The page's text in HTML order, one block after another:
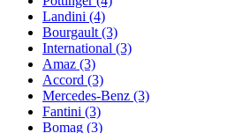
Landini (4)
Bourgault (3)
International (3)
Amaz (3)
Accord (3)
Mercedes-Benz (3)
Fantini (3)
Bomag (3)